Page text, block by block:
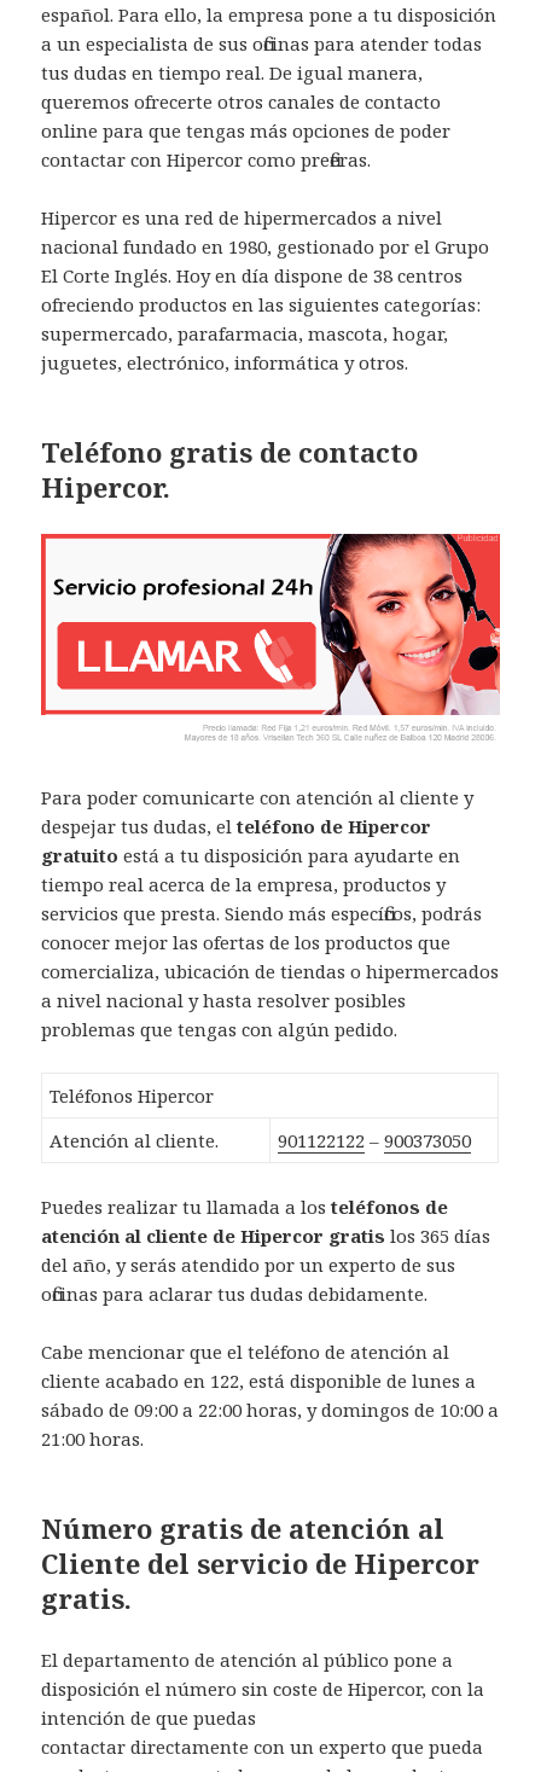
español. Para ello, la empresa pone a tu disposición
a un especialista de sus oficinas para atender todas
tus dudas en tiempo real. De igual manera,
queremos ofrecerte otros canales de contacto
online para que tengas más opciones de poder
contactar con Hipercor como prefieras.
Hipercor es una red de hipermercados a nivel
nacional fundado en 1980, gestionado por el Grupo
El Corte Inglés. Hoy en día dispone de 38 centros
ofreciendo productos en las siguientes categorías:
supermercado, parafarmacia, mascota, hogar,
juguetes, electrónico, informática y otros.
Teléfono gratis de contacto
Hipercor.
Para poder comunicarte con atención al cliente y
despejar tus dudas, elteléfono de Hipercor
gratuitoestá a tu disposición para ayudarte en
tiempo real acerca de la empresa, productos y
servicios que presta. Siendo más específicos, podrás
conocer mejor las ofertas de los productos que
comercializa, ubicación de tiendas o hipermercados
a nivel nacional y hasta resolver posibles
problemas que tengas con algún pedido.
Teléfonos Hipercor
Atención al cliente.
901122122 –900373050
Puedes realizar tu llamada a losteléfonos de
atención al cliente de Hipercor gratislos 365 días
del año, y serás atendido por un experto de sus
oficinas para aclarar tus dudas debidamente.
Cabe mencionar que el teléfono de atención al
cliente acabado en 122, está disponible de lunes a
sábado de 09:00 a 22:00 horas, y domingos de 10:00 a
21:00 horas.
Número gratis de atención al
Cliente del servicio de Hipercor
gratis.
El departamento de atención al público pone a
disposición el número sin coste de Hipercor, con la
intención de que puedas
contactar directamente con un experto que pueda